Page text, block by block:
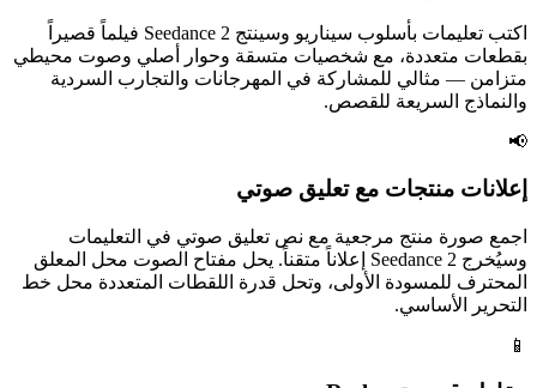
اكتب تعليمات بأسلوب سيناريو وسينتج Seedance 2 فيلماً قصيراً
بقطعات متعددة، مع شخصيات متسقة وحوار أصلي وصوت محيطي
متزامن — مثالي للمشاركة في المهرجانات والتجارب السردية
والنماذج السريعة للقصص.
📢
إعلانات منتجات مع تعليق صوتي
اجمع صورة منتج مرجعية مع نص تعليق صوتي في التعليمات
وسيُخرج Seedance 2 إعلاناً متقناً. يحل مفتاح الصوت محل المعلق
المحترف للمسودة الأولى، وتحل قدرة اللقطات المتعددة محل خط
التحرير الأساسي.
📱